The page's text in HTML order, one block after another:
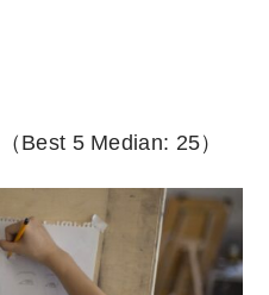
（Best 5 Median: 25）